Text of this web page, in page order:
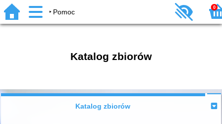
Pomoc
0
Katalog zbiorów
Katalog zbiorów